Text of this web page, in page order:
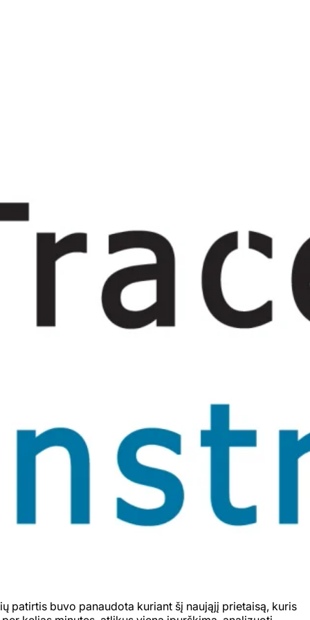
patirtis buvo panaudota kuriant šį naująjį prietaisą, kuris